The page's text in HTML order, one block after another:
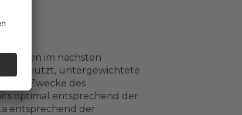
werden im nächsten
genutzt, untergewichtete
zum Zwecke des
optimal entsprechend der
entsprechend der